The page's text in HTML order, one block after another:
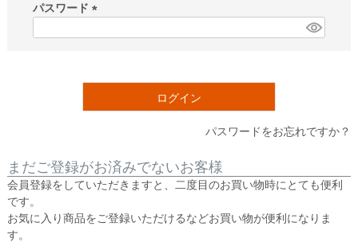
)
パスワード
ログイン
パスワードをお忘れですか？
まだご登録がお済みでないお客様
会員登録をしていただきますと、二度目のお買い物時にとても便利
です。
お気に入り商品をご登録いただけるなどお買い物が便利になりま
す。